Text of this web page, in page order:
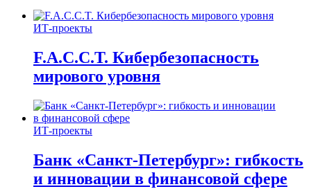
ИТ-проекты
F.A.C.C.T. Кибербезопасность
мирового уровня
ИТ-проекты
Банк «Санкт-Петербург»: гибкость
и инновации в финансовой сфере